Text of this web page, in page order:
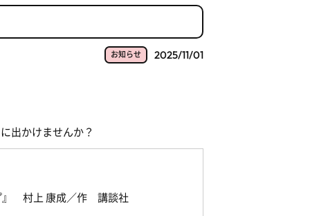
お知らせ 2025/11/01
出かけませんか？
』 村上 康成／作 講談社